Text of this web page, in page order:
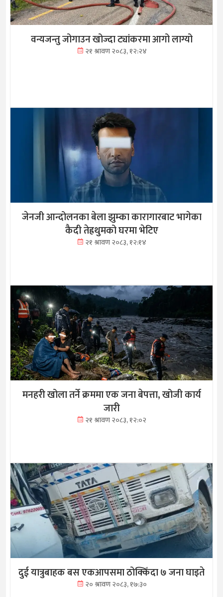
वन्यजन्तु जोगाउन खोज्दा ट्यांकरमा आगो लाग्यो
२१ श्रावण २०८३, १२:२४
जेनजी आन्दोलनका बेला झुम्का कारागारबाट भागेका
कैदी तेह्रथुमको घरमा भेटिए
२१ श्रावण २०८३, १२:१४
मनहरी खोला तर्ने क्रममा एक जना बेपत्ता, खोजी कार्य
जारी
२१ श्रावण २०८३, १२:०२
दुई यात्रुबाहक बस एकआपसमा ठोक्किँदा ७ जना घाइते
२० श्रावण २०८३, १७:३०